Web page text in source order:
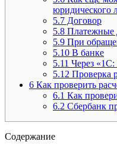
юридического
5.7 Договор
5.8 Платежные
5.9 При
5.10 В банке
5.11 Через «1С:
5.12 Проверка
6 Как проверить
6.1 Как
6.2 Сбербанк
Содержание